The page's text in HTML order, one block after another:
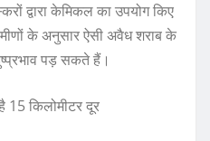
द्वारा केमिकल का उपयोग किए
के अनुसार ऐसी अवैध शराब के
पड़ सकते हैं।
15 किलोमीटर दूर